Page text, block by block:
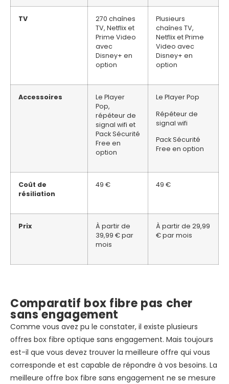
TV
270 chaînes
TV, Netflix et
Prime Video
avec
Disney+ en
option
Plusieurs
chaînes TV,
Netflix et Prime
Video avec
Disney+ en
option
Accessoires
Le Player
Pop,
répéteur de
signal wifi et
Pack Sécurité
Free en
option
Le Player Pop
Répéteur de
signal wifi
Pack Sécurité
Free en option
Coût de
résiliation
49 € 49 €
Prix
À partir de
39,99 € par
mois
À partir de 29,99
€ par mois
Comparatif box fibre pas cher
sans engagement
Comme vous avez pu le constater, il existe plusieurs
offres box fibre optique sans engagement. Mais toujours
est-il que vous devez trouver la meilleure offre qui vous
corresponde et est capable de répondre à vos besoins. La
meilleure offre box fibre sans engagement ne se mesure